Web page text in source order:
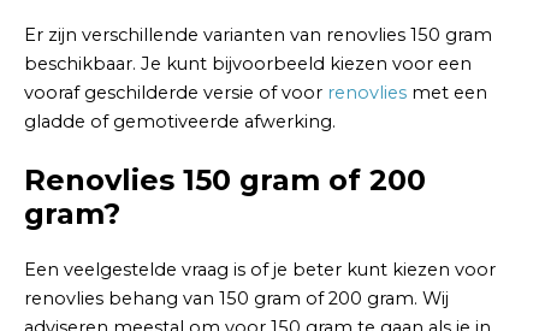
Er zijn verschillende varianten van renovlies 150 gram
beschikbaar. Je kunt bijvoorbeeld kiezen voor een
vooraf geschilderde versie of voor renovlies met een
gladde of gemotiveerde afwerking.
Renovlies 150 gram of 200
gram?
Een veelgestelde vraag is of je beter kunt kiezen voor
renovlies behang van 150 gram of 200 gram. Wij